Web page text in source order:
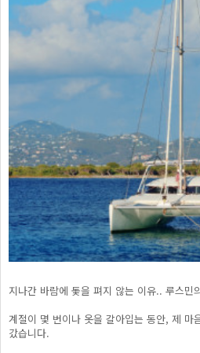
지나간 바람에 돛을 펴지 않는 이유.. 루스민
계절이 몇 번이나 옷을 갈아입는 동안, 제 마
갔습니다.